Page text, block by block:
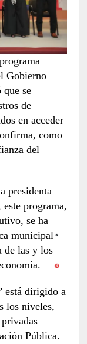
Gobierno
se
de
en acceder
como
del
presidenta
programa,
se ha
municipal
de las y los
está dirigido a
los niveles,
Pública.